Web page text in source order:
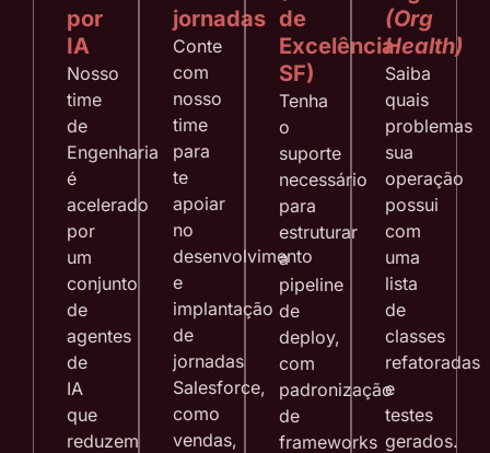
por
IA
Nosso
time
de
Engenharia
é
acelerado
por
um
conjunto
de
agentes
de
IA
que
reduzem
jornadas
Conte
com
nosso
time
para
te
apoiar
no
desenvolvimento
e
implantação
de
jornadas
Salesforce,
como
vendas,
de
Excelência
SF)
Tenha
o
suporte
necessário
para
estruturar
a
pipeline
de
deploy,
com
padronização
de
frameworks
(Org
Health)
Saiba
quais
problemas
sua
operação
possui
com
uma
lista
de
classes
refatoradas
e
testes
gerados.